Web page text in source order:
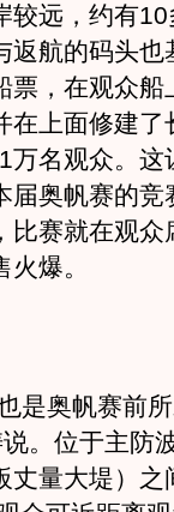
远，约有10
返航的码头也
票，在观众船
在上面修建了
名观众。这
届奥帆赛的竞
比赛就在观众
爆。
奥帆赛前
。位于主防
丈量大堤）之